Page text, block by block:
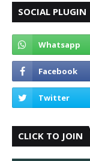
SOCIAL PLUGIN
CLICK TO JOIN